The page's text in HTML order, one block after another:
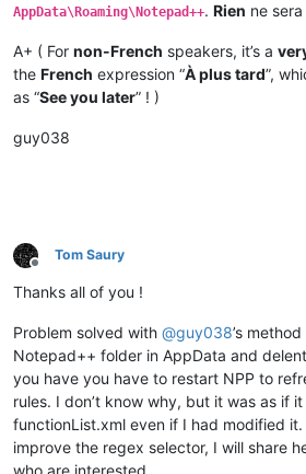
AppData\Roaming\Notepad++. Rien ne
A+ ( For non-French speakers, it’s a
the French expression “À plus tard”,
as “See you later” ! )
guy038
Offline
Tom Saury
Thanks all of you !
Problem solved with @guy038’s
Notepad++ folder in AppData and
you have you have to restart NPP to
rules. I don’t know why, but it was as if
functionList.xml even if I had modified
improve the regex selector, I will share